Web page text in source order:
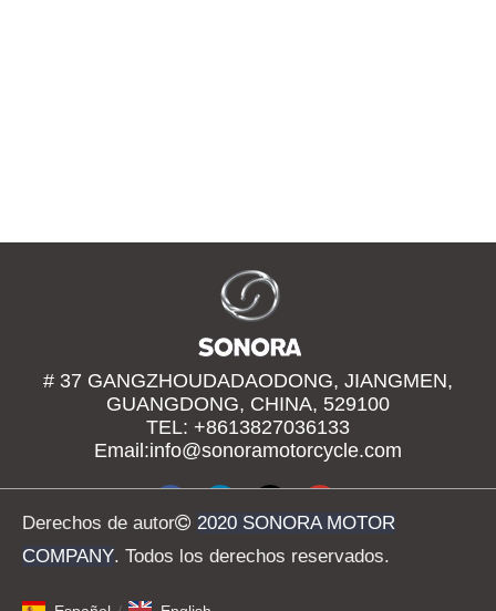
# 37 GANGZHOUDADAODONG, JIANGMEN,
GUANGDONG, CHINA, 529100
TEL: +8613827036133
Email:info@sonoramotorcycle.com
Derechos de autor 2020 SONORA MOTOR
COMPANY. Todos los derechos reservados.